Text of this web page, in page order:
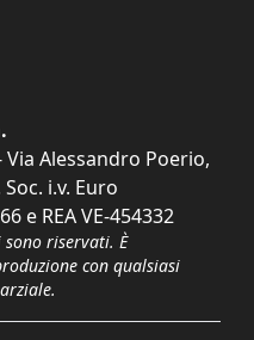
Alessandro Poerio,
i.v. Euro
e REA VE-454332
riservati. È
con qualsiasi